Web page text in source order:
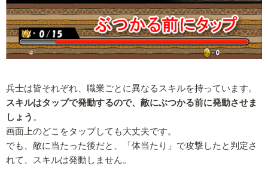
兵士は皆それぞれ、職業ごとに異なるスキルを持っています。
スキルはタップで発動するので、敵にぶつかる前に発動させま
しょう 。
画面上のどこをタップしても大丈夫です。
でも、敵に当たった後だと、「体当たり」で攻撃したと判定さ
れて、スキルは発動しません。